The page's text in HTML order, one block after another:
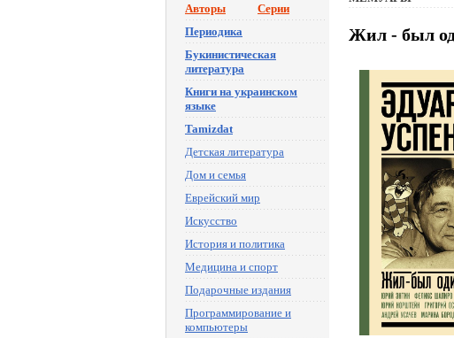
Авторы
Серии
Периодика
Букинистическая
литература
Книги на украинском
языке
Tamizdat
Детская литература
Дом и семья
Еврейский мир
Искусство
История и политика
Медицина и спорт
Подарочные издания
Программирование и
компьютеры
Жил - был